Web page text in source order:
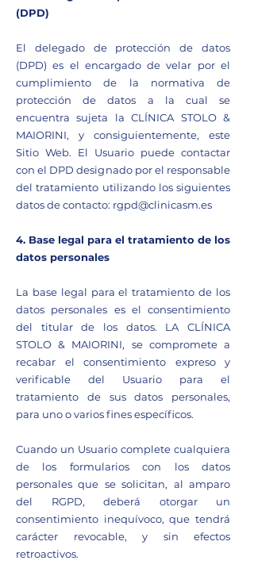
(DPD)
El delegado de protección de datos
(DPD) es el encargado de velar por el
cumplimiento de la normativa de
protección de datos a la cual se
encuentra sujeta la CLÍNICA STOLO &
MAIORINI, y consiguientemente, este
Sitio Web. El Usuario puede contactar
con el DPD designado por el responsable
del tratamiento utilizando los siguientes
datos de contacto: rgpd@clinicasm.es
4. Base legal para el tratamiento de los
datos personales
La base legal para el tratamiento de los
datos personales es el consentimiento
del titular de los datos. LA CLÍNICA
STOLO & MAIORINI, se compromete a
recabar el consentimiento expreso y
verificable del Usuario para el
tratamiento de sus datos personales,
para uno o varios fines específicos.
Cuando un Usuario complete cualquiera
de los formularios con los datos
personales que se solicitan, al amparo
del RGPD, deberá otorgar un
consentimiento inequívoco, que tendrá
carácter revocable, y sin efectos
retroactivos.